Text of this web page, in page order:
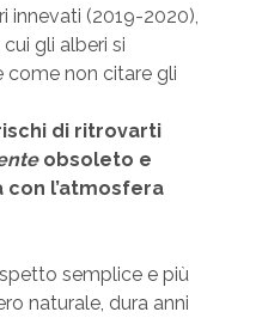
innevati (2019-2020),
gli alberi si
come non citare gli
di ritrovarti
obsoleto e
con l’atmosfera
semplice e più
naturale, dura anni